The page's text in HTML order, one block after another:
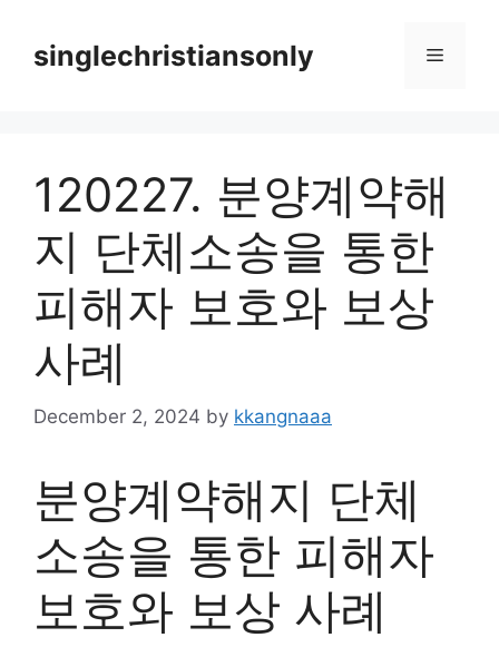
contentsinglechristiansonly Menu
120227. 분양계약해
지 단체소송을 통한
피해자 보호와 보상
사례
December 2, 2024 by kkangnaaa
분양계약해지 단체
소송을 통한 피해자
보호와 보상 사례